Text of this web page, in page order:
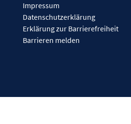
Impressum
Datenschutzerklärung
Erklärung zur Barrierefreiheit
Barrieren melden